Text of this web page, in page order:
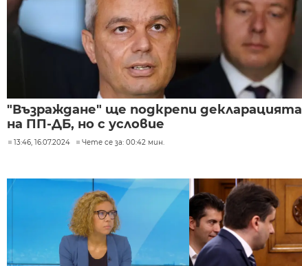
"Възраждане" ще подкрепи декларацията
на ПП-ДБ, но с условие
13:46, 16.07.2024 Чете се за: 00:42 мин.